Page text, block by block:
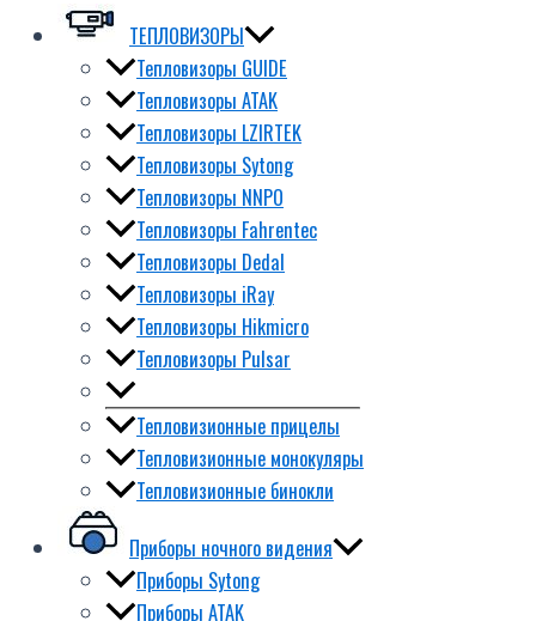
ТЕПЛОВИЗОРЫ
Тепловизоры GUIDE
Тепловизоры ATAK
Тепловизоры LZIRTEK
Тепловизоры Sytong
Тепловизоры NNPO
Тепловизоры Fahrentec
Тепловизоры Dedal
Тепловизоры iRay
Тепловизоры Hikmicro
Тепловизоры Pulsar
Тепловизионные прицелы
Тепловизионные монокуляры
Тепловизионные бинокли
Приборы ночного видения
Приборы Sytong
Приборы ATAK